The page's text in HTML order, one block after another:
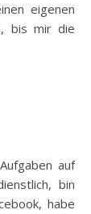
eigenen
bis mir die
auf
bin
habe